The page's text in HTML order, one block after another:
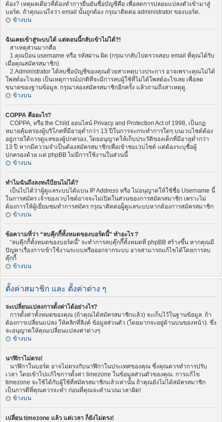
ต้อง? เหตุผลเดียวที่ต้องทำการยืนยันชื่อบัญชีคือ เพื่อลดการปลอมแปลงตัวเข้ามาสู่
บอร์ด. ถ้าคุณแน่ใจว่า email นั้นถูกต้อง กรุณาติดต่อ administrator ของบอร์ด.
ข้างบน
ฉันเคยเข้าสู่ระบบได้ แต่ตอนนี้กลับเข้าไม่ได้?!
สาเหตุส่วนมากคือ
1.คุณป้อน username หรือ รหัสผ่าน ผิด (กรุณากลับไปตรวจสอบ email ที่คุณได้รับ
เมื่อคุณสมัครสมาชิก)
2.Administrator ได้ลบชื่อบัญชีของคุณด้วยสาเหตุบางประการ อาจเพราะคุณไม่ได้
โพสต์อะไรเลย เป็นเหตุการณ์ปกติที่จะมีการลบผู้ใช้ที่ไม่ได้โพสต์อะไรเลย เพื่อลด
ขนาดของฐานข้อมูล. กรุณาลองสมัครสมาชิกอีกครั้ง แล้วถามถึงสาเหตุดู.
ข้างบน
COPPA คืออะไร?
COPPA, หรือ the Child ออนไลน์ Privacy and Protection Act of 1998, เป็นกฏ
หมายคุ้มครองผู้บริโภคที่มีอายุต่ำกว่า 13 ปีในการจะกระทำการใดๆ บนเวบไซต์ต้อง
อยู่ภายใต้การดูแลของผู้ปกครอง, โดยอนุญาตให้เก็บประวัติของเด็กที่มีอายุต่ำกว่า
13 ปี หากมีความจำเป็นต้องสมัครสมาชิกเพื่อเข้าชมเวบไซต์ แต่ต้องระบุชื่อผู้
ปกครองด้วย แต่ phpBB ไม่มีการใช้งานในส่วนนี้
ข้างบน
ทำไมฉันถึงลงทะเีบียนไม่ได้?
เป็นไปได้ว่าผู้ดูแลระบบได้แบน IP Address หรือ ไม่อนุญาตให้ใช้ชื่อ Username นี้
ในการสมัคร เจ้าของเวบไซต์อาจจะไม่เปิดในส่วนของการสมัครสมาชิก เพราะไม่
ต้องการให้ผู้เยี่ยมชมทำการสมัคร กรุณาติดต่อผู็ดูแลระบบหากต้องการสมัครสมาชิก
ข้างบน
ข้อความที่ว่า “ลบคุีกกี้ทั้งหมดของบอร์ดนี้” ทำอะไร ?
“ลบคุีกกี้ทั้งหมดของบอร์ดนี้” จะทำการลบคุ๊กกี๊ทั้งหมดที่ phpBB สร้างขึ้น หากคุณมี
ปัญหาเรื่องการเข้าใช้งานระบบหรือออกจากระบบ อาจสามารถแก้ไขได้โดยการลบ
คุ๊กกี้
ข้างบน
ตั้งค่าสมาชิก และ ตั้งค่าต่าง ๆ
จะเปลี่ยนแปลงการตั้งค่าได้อย่างไร?
การตั้งค่าทั้งหมดของคุณ (ถ้าคุณได้สมัครสมาชิกแล้ว) จะเก็บไว้ในฐานข้อมูล. ถ้า
ต้องการเปลี่ยนแปลง ให้คลิกที่ลิงค์ ข้อมูลส่วนตัว (โดยมากจะอยู่ด้านบนของหน้า). ซึ่ง
จะอนุญาตให้คุณเปลี่ยนแปลงค่าต่างๆ
ข้างบน
นาฬิกาไม่ตรง!
นาฬิกาในบอร์ด อาจไม่ตรงกับนาฬิกาในประเทศของคุณ ซึ่งคุณควรทำการปรับ
เวลา โดยเข้าไปแก้ไขการตั้งค่า timezone ในข้อมูลส่วนตัวของคุณ. การแก้ไข
timezone จะใช้ได้กับผู้ใช้ที่สมัครสมาชิกแล้วเท่านั้น ถ้าคุณยังไม่ได้สมัครสมาชิก
เป็นการดีที่คุณควรจะทำ ก่อนที่คุณจะคำนวณเวลาผิด!
ข้างบน
เปลี่ยน timezone แล้ว แต่เวลา ก็ยังไม่ตรง!